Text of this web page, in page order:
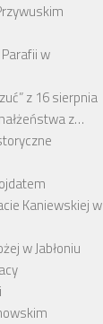
w
z 16 sierpnia
z…
Kaniewskiej w
w Jabłoniu